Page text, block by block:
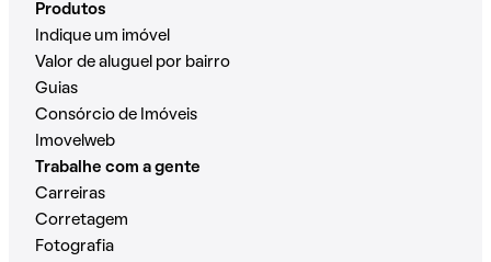
Produtos
Indique um imóvel
Valor de aluguel por bairro
Guias
Consórcio de Imóveis
Imovelweb
Trabalhe com a gente
Carreiras
Corretagem
Fotografia